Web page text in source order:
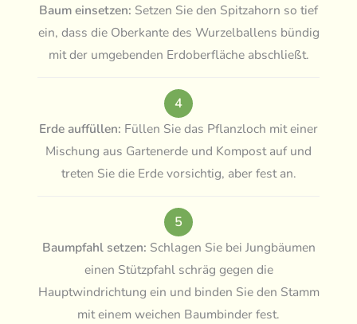
Baum einsetzen: Setzen Sie den Spitzahorn so tief
ein, dass die Oberkante des Wurzelballens bündig
mit der umgebenden Erdoberfläche abschließt.
4
Erde auffüllen: Füllen Sie das Pflanzloch mit einer
Mischung aus Gartenerde und Kompost auf und
treten Sie die Erde vorsichtig, aber fest an.
5
Baumpfahl setzen: Schlagen Sie bei Jungbäumen
einen Stützpfahl schräg gegen die
Hauptwindrichtung ein und binden Sie den Stamm
mit einem weichen Baumbinder fest.